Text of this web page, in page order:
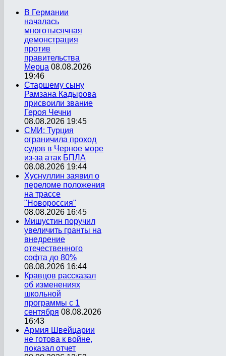
В Германии
началась
многотысячная
демонстрация
против
правительства
Мерца 08.08.2026
19:46
Старшему сыну
Рамзана Кадырова
присвоили звание
Героя Чечни
08.08.2026 19:45
СМИ: Турция
ограничила проход
судов в Черное море
из-за атак БПЛА
08.08.2026 19:44
Хуснуллин заявил о
переломе положения
на трассе
"Новороссия"
08.08.2026 16:45
Мишустин поручил
увеличить гранты на
внедрение
отечественного
софта до 80%
08.08.2026 16:44
Кравцов рассказал
об изменениях
школьной
программы с 1
сентября 08.08.2026
16:43
Армия Швейцарии
не готова к войне,
показал отчет